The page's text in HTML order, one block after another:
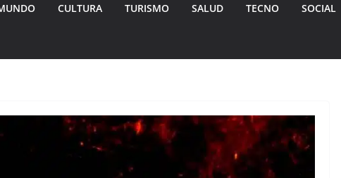
CULTURA TURISMO SALUD TECNO SOCIAL